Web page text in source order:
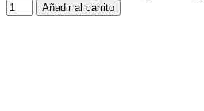
Añadir al carrito